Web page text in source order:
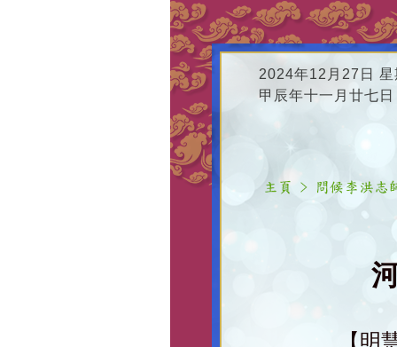
2024年12月27日 星
甲辰年十一月廿七日
【明